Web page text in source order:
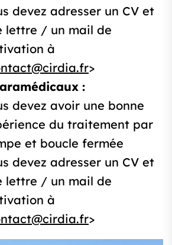
devez adresser un CV et
lettre / un mail de
à
>
:
devez avoir une bonne
du traitement par
et boucle fermée
devez adresser un CV et
lettre / un mail de
à
>